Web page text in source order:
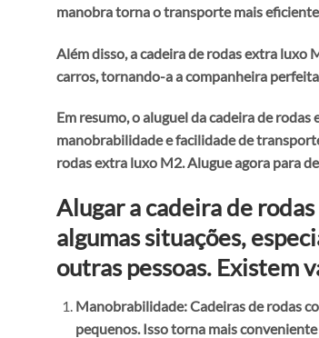
manobra torna o transporte mais
Além disso, a cadeira de rodas extra luxo
carros, tornando-a a companheira
Em resumo, o aluguel da cadeira de
manobrabilidade e facilidade de
rodas extra luxo M2. Alugue agora para
Alugar a cadeira de
algumas situações,
outras pessoas. Existem
Manobrabilidade: Cadeiras de rodas
pequenos. Isso torna mais